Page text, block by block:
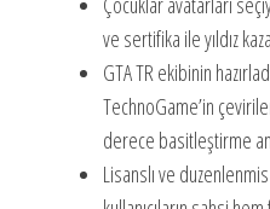
ve sertifika ile yıldız
GTA TR ekibinin
TechnoGame’in
derece basitleştirme
Lisanslı ve